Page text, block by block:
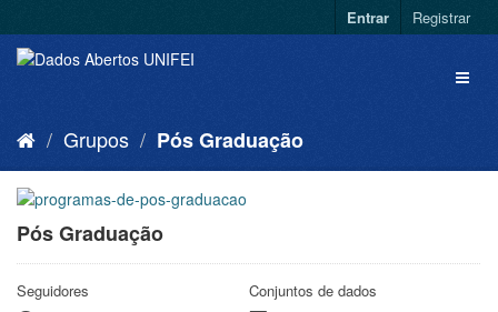
Entrar Registrar
Grupos Pós Graduação
Pós Graduação
Seguidores Conjuntos de dados